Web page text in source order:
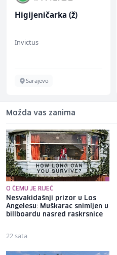
Higijeničarka (ž)
Invictus
Sarajevo
Možda vas zanima
O ČEMU JE RIJEČ
Nesvakidašnji prizor u Los
Angelesu: Muškarac snimljen u
billboardu nasred raskrsnice
22 sata